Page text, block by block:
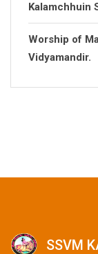
Kalamchhuin
Worship of
Vidyamandir.
SSVM